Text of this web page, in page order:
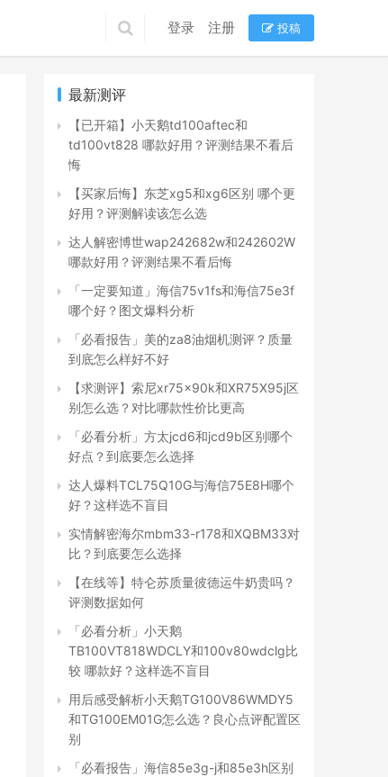
登录 注册 投稿
最新测评
【已开箱】小天鹅td100aftec和
td100vt828 哪款好用？评测结果不看后
悔
【买家后悔】东芝xg5和xg6区别 哪个更
好用？评测解读该怎么选
达人解密博世wap242682w和242602W
哪款好用？评测结果不看后悔
「一定要知道」海信75v1fs和海信75e3f
哪个好？图文爆料分析
「必看报告」美的za8油烟机测评？质量
到底怎么样好不好
【求测评】索尼xr75x90k和XR75X95j区
别怎么选？对比哪款性价比更高
「必看分析」方太jcd6和jcd9b区别哪个
好点？到底要怎么选择
达人爆料TCL75Q10G与海信75E8H哪个
好？这样选不盲目
实情解密海尔mbm33-r178和XQBM33对
比？到底要怎么选择
【在线等】特仑苏质量彼德运牛奶贵吗？
评测数据如何
「必看分析」小天鹅
TB100VT818WDCLY和100v80wdclg比
较 哪款好？这样选不盲目
用后感受解析小天鹅TG100V86WMDY5
和TG100EM01G怎么选？良心点评配置区
别
「必看报告」海信85e3g-j和85e3h区别